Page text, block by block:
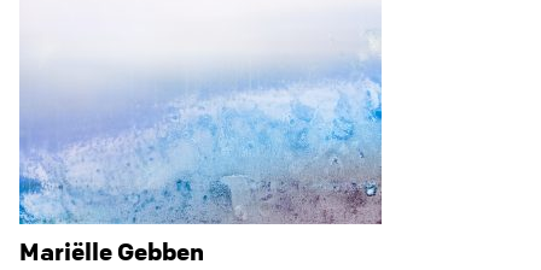
Mariëlle Gebben